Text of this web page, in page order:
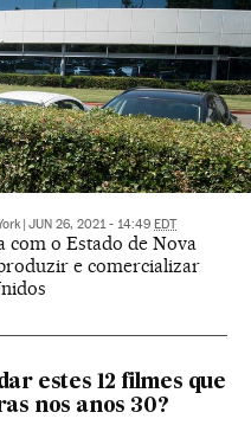
JUN 26, 2021 - 14:49 EDT
com o Estado de Nova
e comercializar
estes 12 filmes que
nos anos 30?